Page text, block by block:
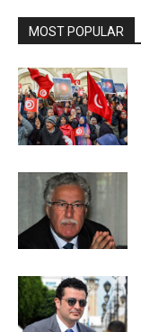
MOST POPULAR